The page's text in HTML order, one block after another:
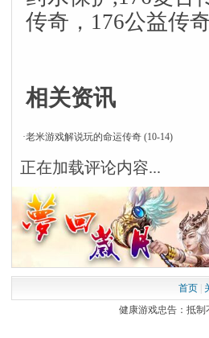
传奇，176公益传
相关资讯
·老米游戏解说玩的命运传奇 (10-14)
正在加载评论内容...
首页|
健康游戏忠告：抵制